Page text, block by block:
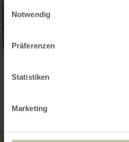
Notwendig
Präferenzen
Statistiken
Marketing
Contact